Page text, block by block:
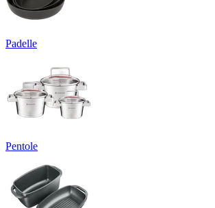
Padelle
Pentole